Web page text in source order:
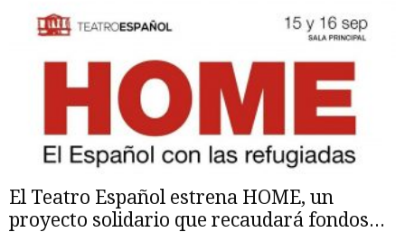
El Teatro Español estrena HOME, un
proyecto solidario que recaudará fondos...